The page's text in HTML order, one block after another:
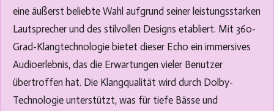
eine äußerst beliebte Wahl aufgrund seiner leistungsstarken
Lautsprecher und des stilvollen Designs etabliert. Mit 360-
Grad-Klangtechnologie bietet dieser Echo ein immersives
Audioerlebnis, das die Erwartungen vieler Benutzer
übertroffen hat. Die Klangqualität wird durch Dolby-
Technologie unterstützt, was für tiefe Bässe und